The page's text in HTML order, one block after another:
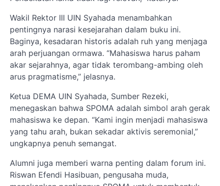
Wakil Rektor III UIN Syahada menambahkan
pentingnya narasi kesejarahan dalam buku ini.
Baginya, kesadaran historis adalah ruh yang menjaga
arah perjuangan ormawa. “Mahasiswa harus paham
akar sejarahnya, agar tidak terombang-ambing oleh
arus pragmatisme,” jelasnya.
Ketua DEMA UIN Syahada, Sumber Rezeki,
menegaskan bahwa SPOMA adalah simbol arah gerak
mahasiswa ke depan. “Kami ingin menjadi mahasiswa
yang tahu arah, bukan sekadar aktivis seremonial,”
ungkapnya penuh semangat.
Alumni juga memberi warna penting dalam forum ini.
Riswan Efendi Hasibuan, pengusaha muda,